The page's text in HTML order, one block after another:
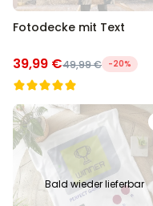
Fotodecke mit Text
39,99 €49,99 € -20%
Bald wieder lieferbar